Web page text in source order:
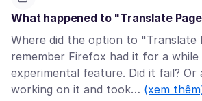
What happened to "Translate
Where did the option to "Translate
remember Firefox had it for a while
experimental feature. Did it fail? Or
working on it and took… (xem